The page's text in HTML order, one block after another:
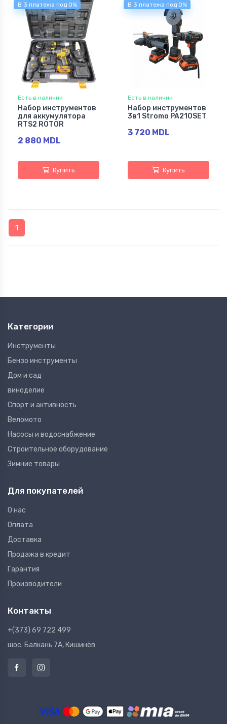
В 3 платежа под 0%
Есть в наличии
Набор инструментов
для аккумулятора
RTS2 ROTOR
2 880 MDL
Купить
В 3 платежа под 0%
Есть в наличии
Набор инструментов
3в1 Stromo PA210SET
3 720 MDL
Купить
1
Категории
Инструменты
Бензо инструменты
Дом и сад
виноделие
Спорт и активность
Веломото
Насосы и водоснабжение
Строительное оборудование
Зимние товары
Для покупателей
О нас
Оплата
Доставка
Продажа в кредит
Гарантия
Производители
Контакты
+(373) 69 722 499
шос. Балкань 7A, Кишинёв